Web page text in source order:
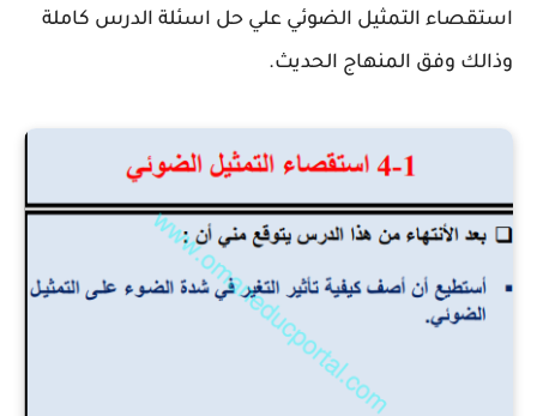
استقصاء التمثيل الضوئي علي حل اسئلة الدرس كاملة
وذالك وفق المنهاج الحديث.